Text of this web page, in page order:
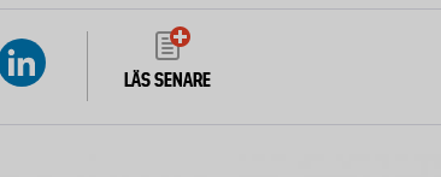
LÄS SENARE